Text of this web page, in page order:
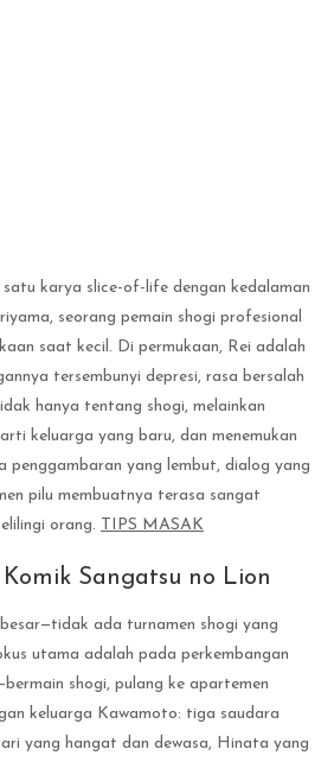
karya slice-of-life dengan kedalaman
seorang pemain shogi profesional
saat kecil. Di permukaan, Rei adalah
tersembunyi depresi, rasa bersalah
hanya tentang shogi, melainkan
keluarga yang baru, dan menemukan
penggambaran yang lembut, dialog yang
pilu membuatnya terasa sangat
orang. TIPS MASAK
Sangatsu no Lion
ada turnamen shogi yang
utama adalah pada perkembangan
shogi, pulang ke apartemen
keluarga Kawamoto: tiga saudara
yang hangat dan dewasa, Hinata yang